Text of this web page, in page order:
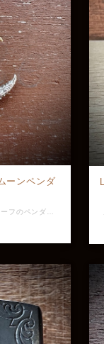
ーンペンダ
サイバーパンクテイスト三日月モチーフのペンダント。 三日月上部の歯車は実際に回転するギミック付き。 サイバーパンク好きな方は必見の一品。 素材：Silver925、真鍮 全長：約39.0mm (バチカン込み) 最大幅：約4.8mm ※画像と実物で色具合が異なって見える場合がございますがご了承ください。 ※店頭展示品のため販売済みの場合はキャンセルとなりますがご了承ください。 ※ラッピングをご希望の方はラッピング欄からBOXをお選びください。 GVPD-486